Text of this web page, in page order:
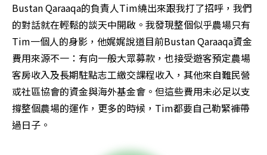
Bustan Qaraaqa的負責人Tim繞出來跟我打了招呼，我們
的對話就在輕鬆的談天中開啟。我發現整個似乎農場只有
Tim一個人的身影，他娓娓說道目前Bustan Qaraaqa資金
費用來源不一：有向一般大眾募款，也接受遊客預定農場
客房收入及長期駐點志工繳交課程收入，其他來自難民營
或社區協會的資金與海外基金會。但這些費用未必足以支
撐整個農場的運作，更多的時候，Tim都要自己勒緊褲帶
過日子。